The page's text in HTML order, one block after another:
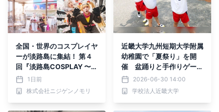
全国・世界のコスプレイヤ
ーが淡路島に集結！ 第４
回『淡路島COSPLAY 〜ア
ワコス〜 Powered by 世
界コスプレサミット』 20
26年10月12日（月・祝）
1日前
株式会社ニジゲンノモリ
近畿大学九州短期大学附属
幼稚園で「夏祭り」を開
催 盆踊りと手作りゲーム
で園児・保護者・学生が交
流を深める
2026-06-30 14:00
学校法人近畿大学